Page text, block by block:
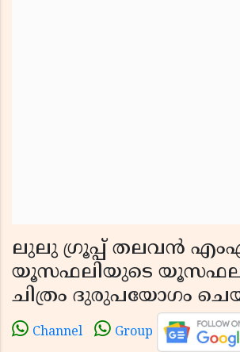
ലുലു ഗ്രൂപ്പ് തലവൻ
യൂസഫലിയുടെ
ചിത്രം ദുരുപയോഗം
Channel Group